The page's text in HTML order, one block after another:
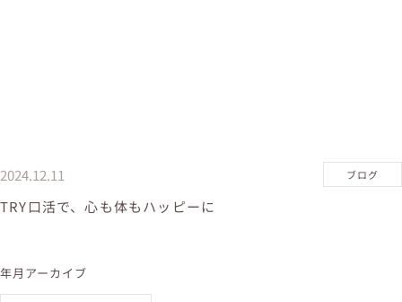
2024.12.11 ブログ
TRY口活で、心も体もハッピーに
年月アーカイブ